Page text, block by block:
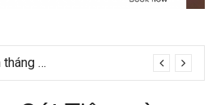
Du lịch Ninh Bình tháng 12 có gì đáng trải nghiệmCuối năm có nên đi du lịch Phú Quốc không?